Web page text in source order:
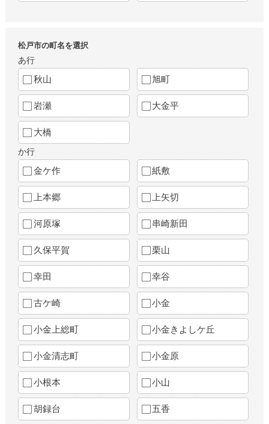
松戸市の町名を選択
あ行
秋山 旭町
岩瀬 大金平
大橋
か行
金ケ作 紙敷
上本郷 上矢切
河原塚 串崎新田
久保平賀 栗山
幸田 幸谷
古ケ崎 小金
小金上総町 小金きよしケ丘
小金清志町 小金原
小根本 小山
胡録台 五香